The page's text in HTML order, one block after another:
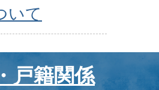
いて
戸籍関係